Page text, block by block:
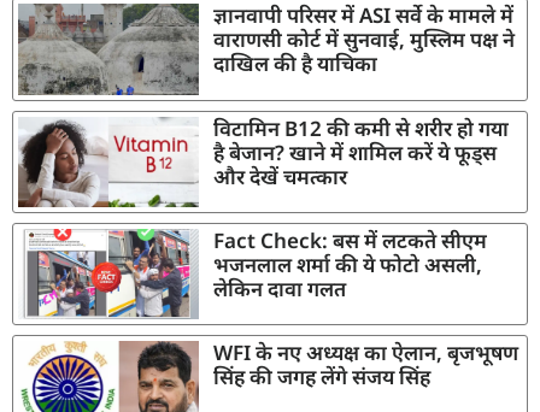
ज्ञानवापी परिसर में ASI सर्वे के मामले में
वाराणसी कोर्ट में सुनवाई, मुस्लिम पक्ष ने
दाखिल की है याचिका
विटामिन B12 की कमी से शरीर हो गया
है बेजान? खाने में शामिल करें ये फूड्स
और देखें चमत्कार
Fact Check: बस में लटकते सीएम
भजनलाल शर्मा की ये फोटो असली,
लेकिन दावा गलत
WFI के नए अध्यक्ष का ऐलान, बृजभूषण
सिंह की जगह लेंगे संजय सिंह